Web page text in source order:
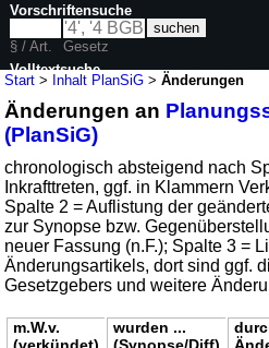
Start > Inhalt PlanSiG >Änderungen
Änderungen an
(PlanSiG)
chronologisch absteigend nach
Inkrafttreten, ggf. in Klammern
Spalte 2 = Auflistung der
zur Synopse bzw.
neuer Fassung (n.F.); Spalte 3 =
Änderungsartikels, dort sind ggf.
Gesetzgebers und weitere
m.W.v.
(verkündet)
wurden ...
(Synopse/Diff)
Vorschriftensuche
§ / Art.
Gesetz
Volltextsuche
nur in PlanSiG